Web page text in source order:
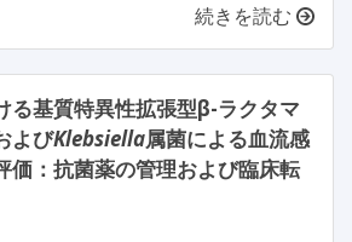
続きを読む
る基質特異性拡張型β-ラクタマ
よびKlebsiella属菌による血流感
価：抗菌薬の管理および臨床転